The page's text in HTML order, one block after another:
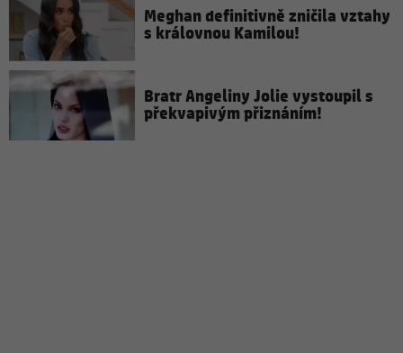
Meghan definitivně zničila vztahy
s královnou Kamilou!
Bratr Angeliny Jolie vystoupil s
překvapivým přiznáním!